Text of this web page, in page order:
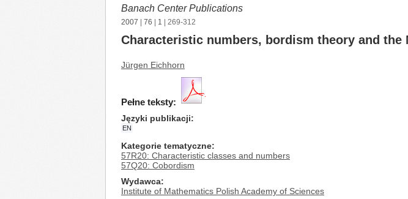
Banach Center Publications
2007 76 1 | 269-312
Characteristic numbers, bordism theory and
Jürgen Eichhorn
Pełne teksty:
Języki publikacji
EN
Kategorie tematyczne
57R20: Characteristic classes and numbers
57Q20: Cobordism
Wydawca
Institute of Mathematics Polish Academy of Sciences